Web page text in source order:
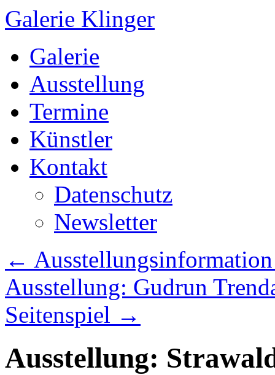
Galerie Klinger
Springe
zum
Galerie
Ausstellung
Termine
Künstler
Kontakt
Datenschutz
Newsletter
←
Ausstellung: Gudrun
Seitenspiel →
Ausstellung: